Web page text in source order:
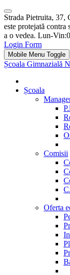
Strada Pietruita, 37,
este protejată contra
a o vedea. Lun-
Login Form
Mobile Menu Toggle
Școala Gimnazială
Școala
Comisii
Oferta